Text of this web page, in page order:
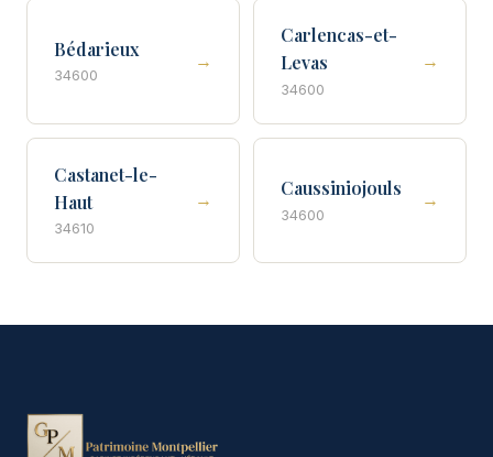
Bédarieux
34600
→
Carlencas-et-
Levas
34600
→
Castanet-le-
Haut
34610
→
Caussiniojouls
34600
→